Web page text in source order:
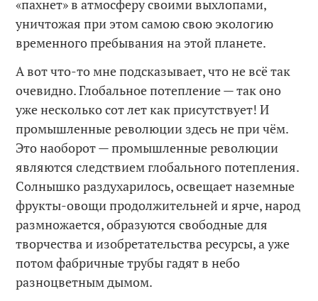
«пахнет» в атмосферу своими выхлопами,
уничтожая при этом самою свою экологию
временного пребывания на этой планете.
А вот что-то мне подсказывает, что не всё так
очевидно. Глобальное потепление — так оно
уже несколько сот лет как присутствует! И
промышленные революции здесь не при чём.
Это наоборот — промышленные революции
являются следствием глобального потепления.
Солнышко раздухарилось, освещает наземные
фрукты-овощи продолжительней и ярче, народ
размножается, образуются свободные для
творчества и изобретательства ресурсы, а уже
потом фабричные трубы гадят в небо
разноцветным дымом.